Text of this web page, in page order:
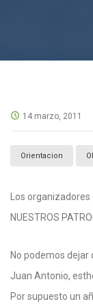
14 marzo, 2011
Orientacion
Los
NUESTROS
No podemos dejar
Juan Antonio,
Por supuesto un